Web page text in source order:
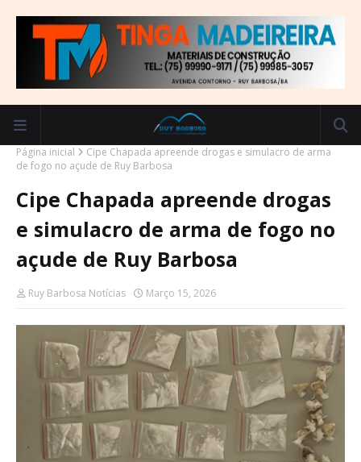
Página inicial
Cipe Chapada apreende drogas e simulacro de arma
de fogo no açude de Ruy Barbosa
Cipe Chapada apreende drogas
e simulacro de arma de fogo no
açude de Ruy Barbosa
Ruy Barbosa Notícias Março 15, 2026